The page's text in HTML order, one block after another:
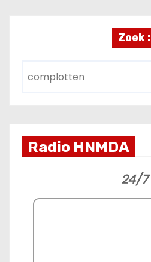
Zoek :
Radio HNMDA
24/7